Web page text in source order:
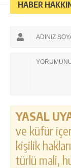
HABER
YASAL
ve küfür
kişilik
türlü mali,